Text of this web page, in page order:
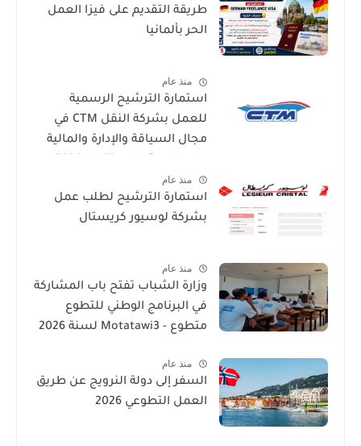
طريقة التقديم على فيزا العمل
الحر بألمانيا
منذ عام
استمارة الترشيح الرسمية
للعمل بشركة النقل CTM في
مجال السياقة والإدارة والمالية
منذ عام
استمارة الترشيح لطلب عمل
بشركة لوسيور كريستال
منذ عام
وزارة الشباب تفتح باب المشاركة
في البرنامج الوطني للتطوع
متطوع - Motatawi3 لسنة 2026
منذ عام
السفر إلى دولة النرويج عن طريق
العمل التطوعي 2026